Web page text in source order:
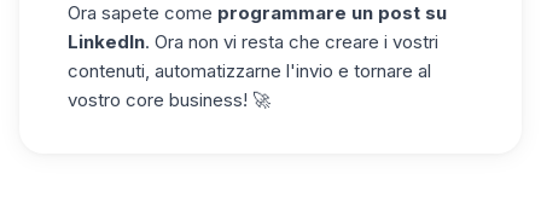
Ora sapete come programmare un post su
LinkedIn. Ora non vi resta che creare i vostri
contenuti, automatizzarne l'invio e tornare al
vostro core business! 🚀